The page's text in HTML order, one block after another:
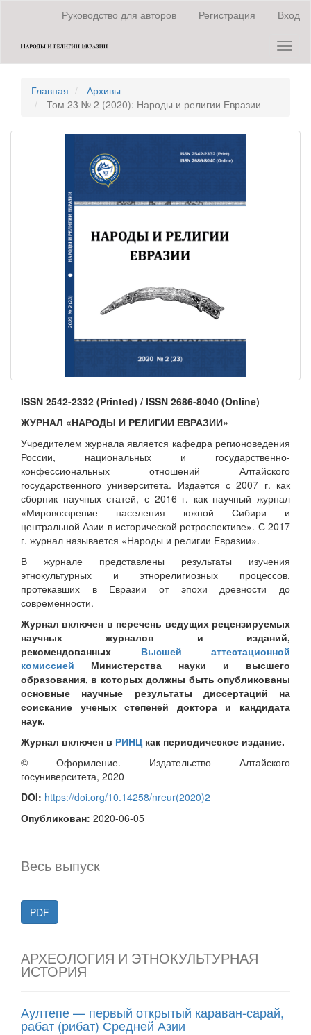
содержанию
страницы
навигация
Основное
Боковая
Руководство для авторов Регистрация Вход
Главная
Архивы
Том 23 № 2 (2020): Народы и религии Евразии
ISSN 2542-2332 (Printed) / ISSN 2686-8040 (Online)
ЖУРНАЛ «НАРОДЫ И РЕЛИГИИ ЕВРАЗИИ»
Учредителем журнала является кафедра регионоведения
России, национальных и государственно-
конфессиональных отношений Алтайского
государственного университета. Издается с 2007 г. как
сборник научных статей, с 2016 г. как научный журнал
«Мировоззрение населения южной Сибири и
центральной Азии в исторической ретроспективе». С 2017
г. журнал называется «Народы и религии Евразии».
В журнале представлены результаты изучения
этнокультурных и этнорелигиозных процессов,
протекавших в Евразии от эпохи древности до
современности.
Журнал включен в перечень ведущих рецензируемых
научных журналов и изданий,
рекомендованных Высшей аттестационной
комиссией Министерства науки и высшего
образования, в которых должны быть опубликованы
основные научные результаты диссертаций на
соискание ученых степеней доктора и кандидата
наук.
Журнал включен в РИНЦ как периодическое издание.
© Оформление. Издательство Алтайского
госуниверситета, 2020
DOI: https://doi.org/10.14258/nreur(2020)2
Опубликован: 2020-06-05
Весь выпуск
PDF
АРХЕОЛОГИЯ И ЭТНОКУЛЬТУРНАЯ
ИСТОРИЯ
Аултепе — первый открытый караван-сарай,
рабат (рибат) Средней Азии